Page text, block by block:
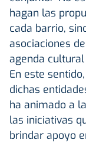
hagan las
cada barrio,
asociaciones
agenda
En este
dichas
ha animado a
las iniciativas
brindar apoyo